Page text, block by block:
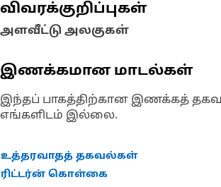
விவரக்குறிப்புகள்
அளவீட்டு அலகுகள்
இணக்கமான மாடல்கள்
இந்தப் பாகத்திற்கான இணக்கத்
எங்களிடம் இல்லை.
உத்தரவாதத் தகவல்கள்
ரிட்டர்ன் கொள்கை